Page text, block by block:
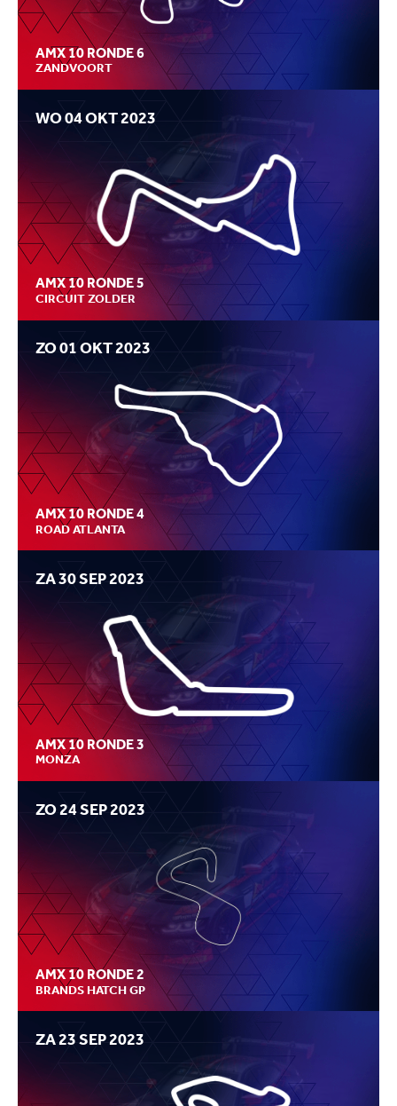
AMX 10 RONDE 6
ZANDVOORT
WO 04 OKT 2023
AMX 10 RONDE 5
CIRCUIT ZOLDER
ZO 01 OKT 2023
AMX 10 RONDE 4
ROAD ATLANTA
ZA 30 SEP 2023
AMX 10 RONDE 3
MONZA
ZO 24 SEP 2023
AMX 10 RONDE 2
BRANDS HATCH GP
ZA 23 SEP 2023